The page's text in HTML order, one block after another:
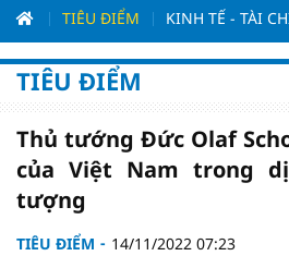
TIÊU ĐIỂM KINH TẾ - TÀI
TIÊU ĐIỂM
Thủ tướng Đức Olaf
của Việt Nam trong
tượng
TIÊU ĐIỂM 14/11/2022 07:23